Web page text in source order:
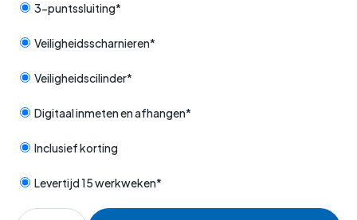
3-puntssluiting*
Veiligheidsscharnieren*
Veiligheidscilinder*
Digitaal inmeten en afhangen*
Inclusief korting
Levertijd 15 werkweken*